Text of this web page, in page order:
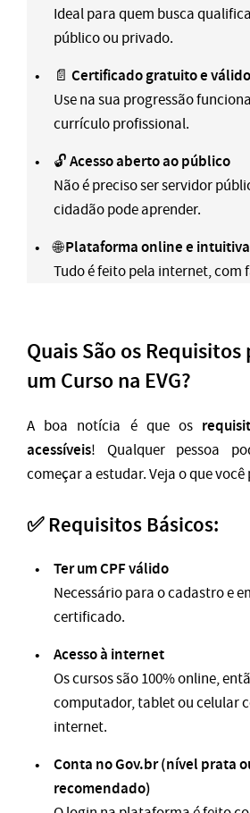
Ideal para quem busca
público ou privado.
📄 Certificado gratuito e
Use na sua progressão
currículo profissional.
🔓Acesso aberto ao público
Não é preciso ser servidor
cidadão pode aprender.
🌐Plataforma online e intuitiva
Tudo é feito pela internet, com
Quais São os Requisitos
um Curso na EVG?
A boa notícia é que os
acessíveis! Qualquer pessoa
começar a estudar. Veja o que você
✅ Requisitos Básicos:
Ter um CPF válido
Necessário para o cadastro e
certificado.
Acesso à internet
Os cursos são 100% online,
computador, tablet ou celular
internet.
Conta no Gov.br (nível prata
recomendado)